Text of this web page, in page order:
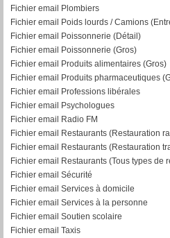
Fichier email Plombiers
Fichier email Poids lourds / Camions
Fichier email Poissonnerie (Détail)
Fichier email Poissonnerie (Gros)
Fichier email Produits alimentaires (Gros)
Fichier email Produits pharmaceutiques
Fichier email Professions libérales
Fichier email Psychologues
Fichier email Radio FM
Fichier email Restaurants (Restauration
Fichier email Restaurants (Restauration
Fichier email Restaurants (Tous types de
Fichier email Sécurité
Fichier email Services à domicile
Fichier email Services à la personne
Fichier email Soutien scolaire
Fichier email Taxis